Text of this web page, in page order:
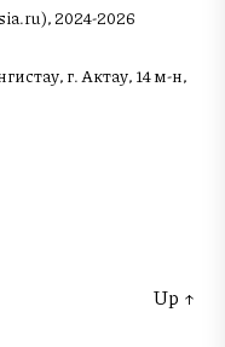
2024-2026
г. Актау, 14 м-н,
Up ↑